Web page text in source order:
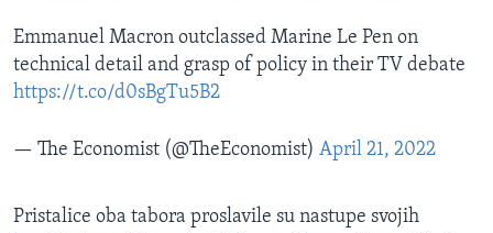
Emmanuel Macron outclassed Marine Le Pen on
technical detail and grasp of policy in their TV debate
https://t.co/d0sBgTu5B2
— The Economist (@TheEconomist) April 21, 2022
Pristalice oba tabora proslavile su nastupe svojih